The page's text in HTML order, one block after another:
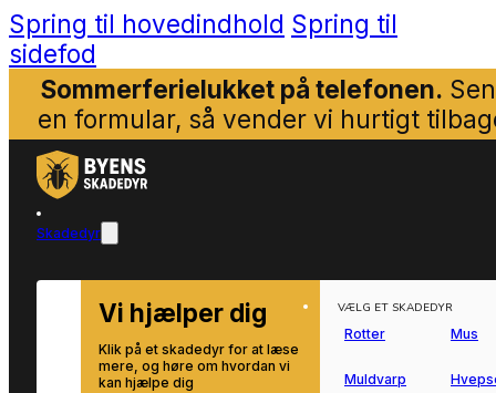
Spring til hovedindhold Spring til
sidefod
Sommerferielukket på telefonen.
en formular, så vender vi hurtigt
Skadedyr
Vi hjælper dig
Klik på et skadedyr for at læse
mere, og høre om hvordan vi
kan hjælpe dig
VÆLG ET SKADEDYR
Rotter Mus
Muldvarp